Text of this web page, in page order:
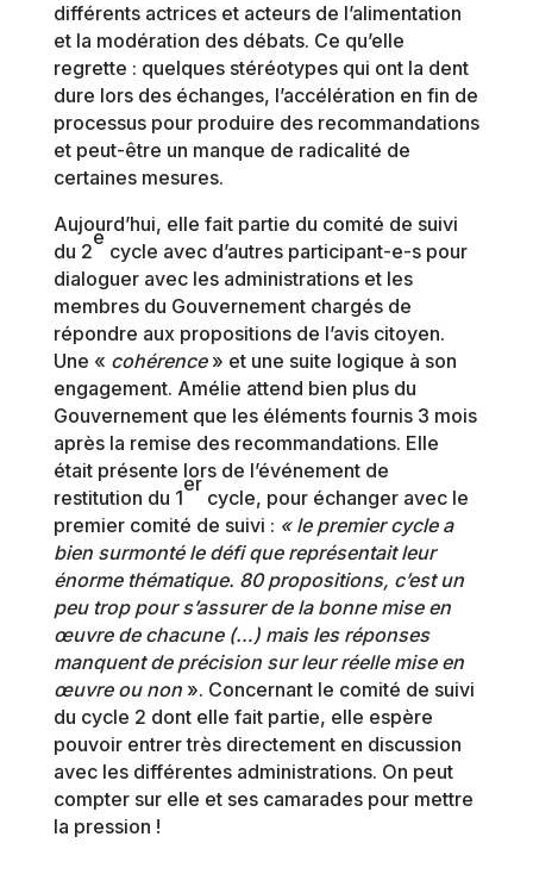
différents actrices et acteurs de l’alimentation
et la modération des débats. Ce qu’elle
regrette : quelques stéréotypes qui ont la dent
dure lors des échanges, l’accélération en fin de
processus pour produire des recommandations
et peut-être un manque de radicalité de
certaines mesures.
Aujourd’hui, elle fait partie du comité de suivi
du 2
e
cycle avec d’autres participant-e-s pour
dialoguer avec les administrations et les
membres du Gouvernement chargés de
répondre aux propositions de l’avis citoyen.
Une « cohérence» et une suite logique à son
engagement. Amélie attend bien plus du
Gouvernement que les éléments fournis 3 mois
après la remise des recommandations. Elle
était présente lors de l’événement de
restitution du 1
er
cycle, pour échanger avec le
premier comité de suivi : « le premier cycle a
bien surmonté le défi que représentait leur
énorme thématique. 80 propositions, c’est un
peu trop pour s’assurer de la bonne mise en
œuvre de chacune (…) mais les réponses
manquent de précision sur leur réelle mise en
œuvre ou non». Concernant le comité de suivi
du cycle 2 dont elle fait partie, elle espère
pouvoir entrer très directement en discussion
avec les différentes administrations. On peut
compter sur elle et ses camarades pour mettre
la pression !